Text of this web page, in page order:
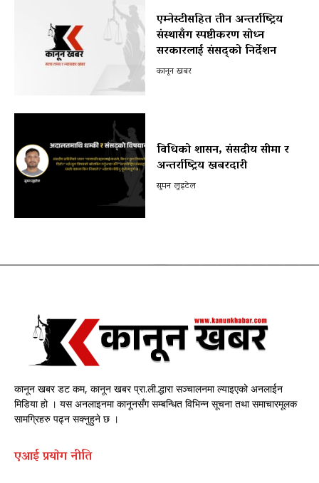
एम्नेस्टीसहित तीन अन्तर्राष्ट्रिय
संस्थासँग स्पष्टीकरण सोध्न
सरकारलाई संसद्को निर्देशन
कानून खबर
विधिको शासन, संसदीय सीमा र
अन्तर्राष्ट्रिय खबरदारी
सुमन लुइटेल
कानून खबर डट कम, कानून खबर प्रा.ली.द्धारा सञ्चालनमा ल्याइएको अनलाईन
मिडिया हो । यस अनलाइनमा कानूनसँग सम्बन्धित विभिन्न सूचना तथा समाचारमूलक
सामग्रिहरु पढ्न सक्नुहुने छ ।
एआई प्रयाेग नीति